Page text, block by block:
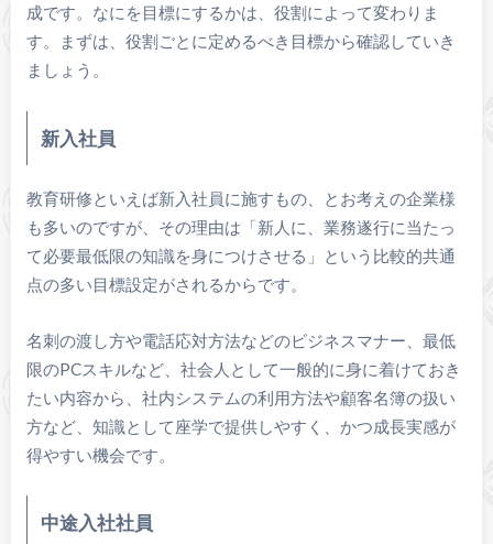
成です。なにを目標にするかは、役割によって変わりま
す。まずは、役割ごとに定めるべき目標から確認していき
ましょう。
新入社員
教育研修といえば新入社員に施すもの、とお考えの企業様
も多いのですが、その理由は「新人に、業務遂行に当たっ
て必要最低限の知識を身につけさせる」という比較的共通
点の多い目標設定がされるからです。
名刺の渡し方や電話応対方法などのビジネスマナー、最低
限のPCスキルなど、社会人として一般的に身に着けておき
たい内容から、社内システムの利用方法や顧客名簿の扱い
方など、知識として座学で提供しやすく、かつ成長実感が
得やすい機会です。
中途入社社員